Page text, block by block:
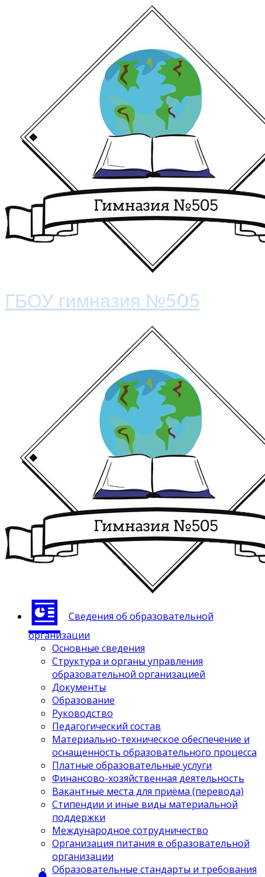
ГБОУ гимназия №505
Сведения об образовательной
организации
Основные сведения
Структура и органы управления
образовательной организацией
Документы
Образование
Руководство
Педагогический состав
Материально-техническое обеспечение и
оснащенность образовательного процесса
Платные образовательные услуги
Финансово-хозяйственная деятельность
Вакантные места для приёма (перевода)
Стипендии и иные виды материальной
поддержки
Международное сотрудничество
Организация питания в образовательной
организации
Образовательные стандарты и требования